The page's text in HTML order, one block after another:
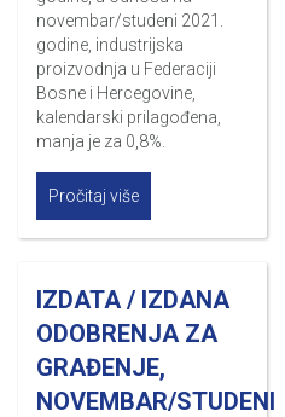
novembar/studeni 2021.
godine, industrijska
proizvodnja u Federaciji
Bosne i Hercegovine,
kalendarski prilagođena,
manja je za 0,8%.
Pročitaj više
IZDATA / IZDANA
ODOBRENJA ZA
GRAĐENJE,
NOVEMBAR/STUDENI